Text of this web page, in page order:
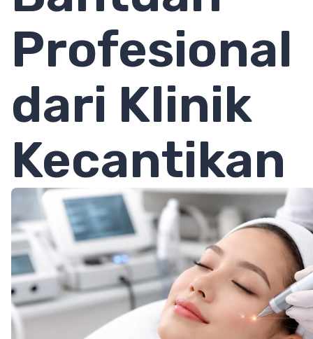
Profesional
dari Klinik
Kecantikan